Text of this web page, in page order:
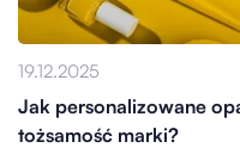
19.12.2025
Jak personalizowane
tożsamość marki?